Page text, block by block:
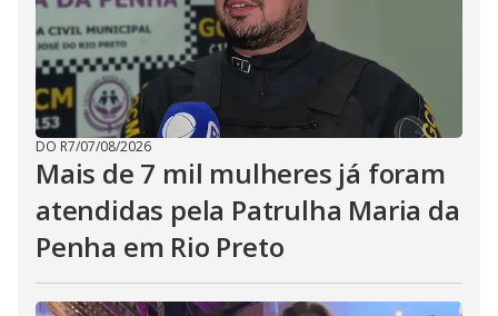
DO R7/07/08/2026
Mais de 7 mil mulheres já foram
atendidas pela Patrulha Maria da
Penha em Rio Preto